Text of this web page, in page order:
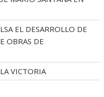
EL DESARROLLO DE
OBRAS DE
VICTORIA